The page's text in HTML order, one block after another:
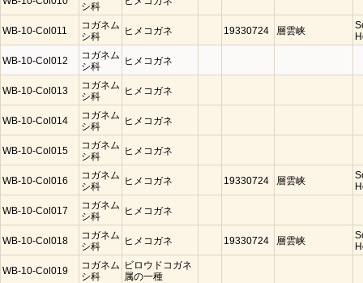
シ科
WB-10-Col011
コガネム
シ科
ヒメコガネ 19330724 層雲峡
WB-10-Col012
コガネム
シ科
ヒメコガネ
WB-10-Col013
コガネム
シ科
ヒメコガネ
WB-10-Col014
コガネム
シ科
ヒメコガネ
WB-10-Col015
コガネム
シ科
ヒメコガネ
WB-10-Col016
コガネム
シ科
ヒメコガネ 19330724 層雲峡
WB-10-Col017
コガネム
シ科
ヒメコガネ
WB-10-Col018
コガネム
シ科
ヒメコガネ 19330724 層雲峡
WB-10-Col019
コガネム
シ科
ビロウドコガネ
属の一種